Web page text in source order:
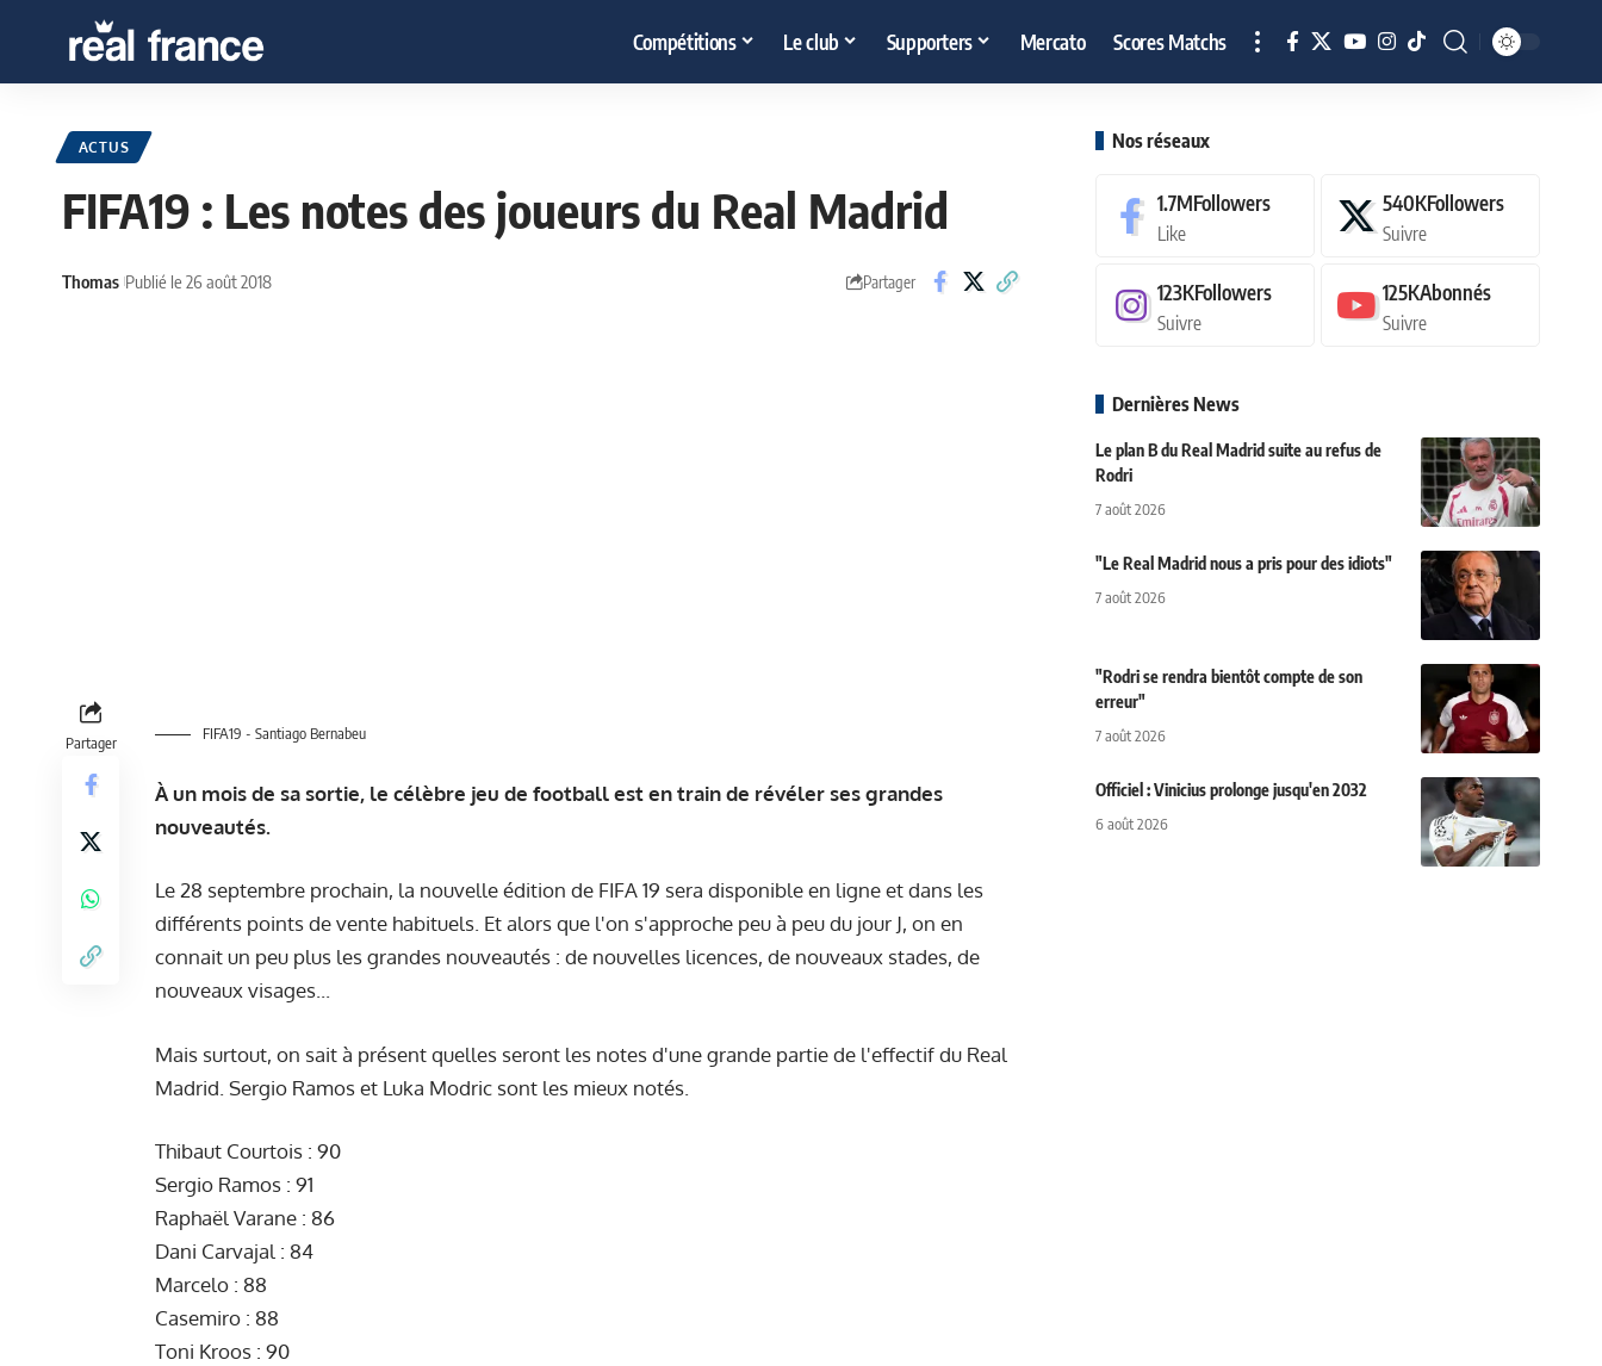
Compétitions Le club Supporters Mercato Scores Matchs
ACTUS
FIFA19 : Les notes des joueurs du Real Madrid
Thomas Publié le 26 août 2018 Partager
Partager FIFA19 - Santiago Bernabeu
À un mois de sa sortie, le célèbre jeu de football est en train de révéler ses grandes
nouveautés.
Le 28 septembre prochain, la nouvelle édition de FIFA 19 sera disponible en ligne et dans les
différents points de vente habituels. Et alors que l'on s'approche peu à peu du jour J, on en
connait un peu plus les grandes nouveautés : de nouvelles licences, de nouveaux stades, de
nouveaux visages...
Mais surtout, on sait à présent quelles seront les notes d'une grande partie de l'effectif du Real
Madrid. Sergio Ramos et Luka Modric sont les mieux notés.
Thibaut Courtois : 90
Sergio Ramos : 91
Raphaël Varane : 86
Dani Carvajal : 84
Marcelo : 88
Casemiro : 88
Toni Kroos : 90
Nos réseaux
1.7MFollowers
Like
540KFollowers
Suivre
123KFollowers
Suivre
125KAbonnés
Suivre
Dernières News
Le plan B du Real Madrid suite au refus de
Rodri
7 août 2026
"Le Real Madrid nous a pris pour des idiots"
7 août 2026
"Rodri se rendra bientôt compte de son
erreur"
7 août 2026
Officiel : Vinicius prolonge jusqu'en 2032
6 août 2026